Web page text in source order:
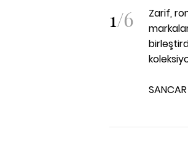
1/6
Zarif,